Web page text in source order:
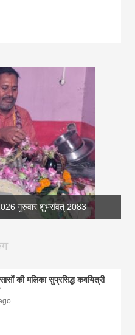
गुरुवार शुभसंवत् 2083
की मलिका सुप्रसिद्ध कवयित्री